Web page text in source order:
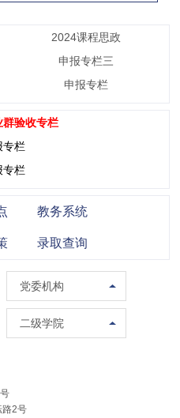
2024课程思政
申报专栏三
申报专栏
群验收专栏
专栏
专栏
教务系统
录取查询
党委机构
党委组织部（党校）
党委宣传部（普法办公室）
党委统战部
二级学院
马克思主义学院
管理学院
路2号